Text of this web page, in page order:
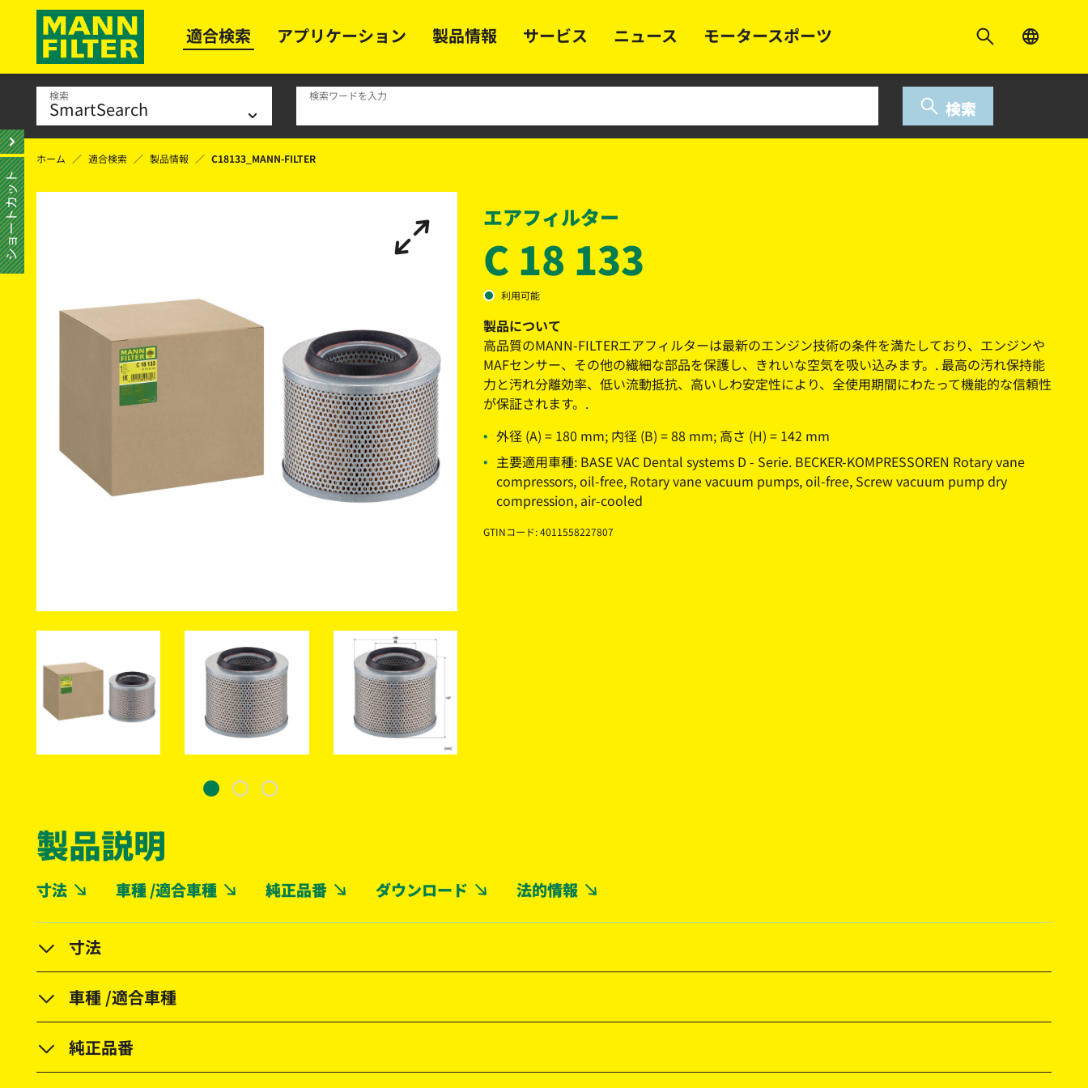
適合検索 アプリケーション 製品情報 サービス ニュース モータースポーツ
検索 検索ワードを入力
検索
ホーム 適合検索 製品情報 C18133_MANN-FILTER
エアフィルター
C 18 133
利用可能
製品について
高品質のMANN-FILTERエアフィルターは最新のエンジン技術の条件を満たしており、エンジンや
MAFセンサー、その他の繊細な部品を保護し、きれいな空気を吸い込みます。. 最高の汚れ保持能
力と汚れ分離効率、低い流動抵抗、高いしわ安定性により、全使用期間にわたって機能的な信頼性
が保証されます。.
外径 (A) = 180 mm; 内径 (B) = 88 mm; 高さ (H) = 142 mm
主要適用車種: BASE VAC Dental systems D - Serie. BECKER-KOMPRESSOREN Rotary vane
compressors, oil-free, Rotary vane vacuum pumps, oil-free, Screw vacuum pump dry
compression, air-cooled
GTINコード: 4011558227807
製品説明
寸法 車種 /適合車種 純正品番 ダウンロード 法的情報
寸法
車種 /適合車種
純正品番
ショートカット